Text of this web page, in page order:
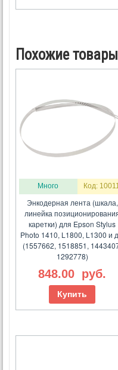
Похожие товары
Много Код: 10011
Энкодерная лента (шкала,
линейка
каретки) для Epson Stylus
Photo 1410, L1800, L1300 и
(1557662, 1518851,
1292778)
848.00 руб.
Купить